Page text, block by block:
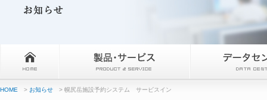
HOME > お知らせ > 幌尻岳施設予約システム サービスイン